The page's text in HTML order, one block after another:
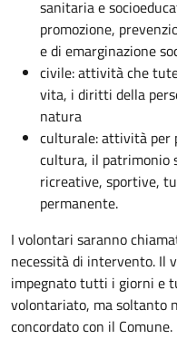
sanitaria e
promozione,
e di emarginazione
civile: attività che
vita, i diritti della
natura
culturale: attività per
cultura, il patrimonio
ricreative, sportive,
permanente.
I volontari saranno
necessità di intervento. Il
impegnato tutti i giorni e
volontariato, ma soltanto
concordato con il Comune.